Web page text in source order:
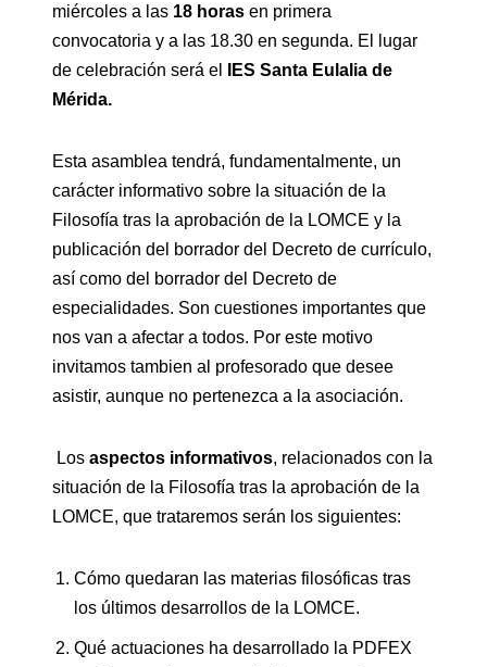
miércoles a las 18 horas en primera
convocatoria y a las 18.30 en segunda. El lugar
de celebración será el
IES Santa Eulalia de
Mérida.
Esta asamblea tendrá, fundamentalmente, un
carácter informativo sobre la situación de la
Filosofía tras la aprobación de la LOMCE y la
publicación del borrador del Decreto de currículo,
así como del borrador del Decreto de
especialidades. Son cuestiones importantes que
nos van a afectar a todos. Por este motivo
invitamos tambien al profesorado que desee
asistir, aunque no pertenezca a la asociación.
Losaspectos informativos, relacionados con la
situación de la Filosofía tras la aprobación de la
LOMCE, que trataremos serán los siguientes:
Cómo quedaran las materias filosóficas tras
los últimos desarrollos de la LOMCE.
Qué actuaciones ha desarrollado la PDFEX